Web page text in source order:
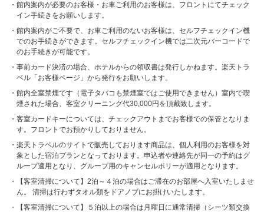
館内案内が必要のお客様・お車ご利用のお客様は、フロントにてチェック
イン手続きをお願いします。
館内案内がご不要で、お車ご利用のないお客様は、セルフチェックイン機
でのお手続きができます。セルフチェックイン機では二次元バーコードで
のお手続きが可能です。
事前カード決済の場合、ホテルからの領収書は発行しかねます。楽天トラ
ベル「お客様ページ」から発行をお願いします。
館内全室禁煙です（電子タバコも禁煙室ではご使用できません）室内で喫
煙された場合、客室クリーニング代30,000円を頂戴致します。
客室カードキーについては、チェックアウトまでお客様での保管となりま
す。フロントでお預かりしておりません。
楽天トラベルのサイトで販売しております商品は、個人利用のお客様を対
象とした宿泊プランとなっております。申込者や連絡先が同一の予約はグ
ループ適用となり、グループ用のキャンセルポリーが適用となります。
【客室清掃について】2泊～４泊の場合はご滞在のお部屋へ入室いたしませ
ん。 清掃は行わずタオル類をドアノブにお掛けいたします。
【客室清掃について】５泊以上の場合は月曜日に通常清掃（シーツ類交換